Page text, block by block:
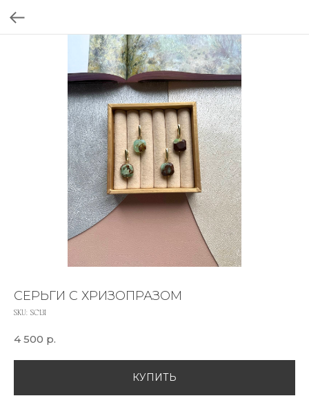
СЕРЬГИ С ХРИЗОПРАЗОМ
SKU: SC131
4 500 р.
КУПИТЬ